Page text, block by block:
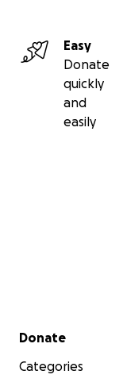
Easy
Donate
quickly
and
easily
Secondary menu
Donate
Categories